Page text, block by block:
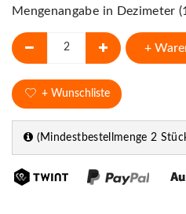
Mengenangabe in Dezimeter
+
+ Wunschliste
(Mindestbestellmenge 2